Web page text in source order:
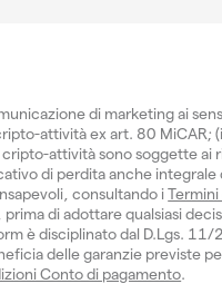
di marketing ai
attività ex art. 80 MiCAR;
attività sono soggette ai
di perdita anche integrale
consultando i
di adottare qualsiasi
è disciplinato dal D.Lgs.
delle garanzie previste
Conto di pagamento.